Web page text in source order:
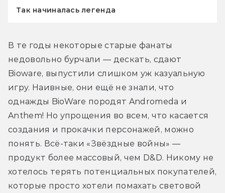
Так начиналась легенда
В те годы некоторые старые фанаты
недовольно бурчали — дескать, сдают
Bioware, выпустили слишком уж казуальную
игру. Наивные, они ещё не знали, что
однажды BioWare породят Andromeda и
Anthem! Но упрощения во всем, что касается
создания и прокачки персонажей, можно
понять. Всё-таки «Звёздные войны» —
продукт более массовый, чем D&D. Никому не
хотелось терять потенциальных покупателей,
которые просто хотели помахать световой